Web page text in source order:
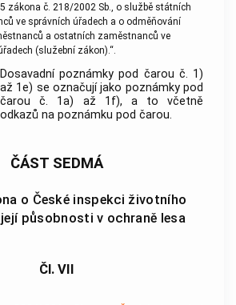
zákona č. 218/2002 Sb., o službě státních
ve správních úřadech a o odměňování
a ostatních zaměstnanců ve
(služební zákon).“.
Dosavadní poznámky pod čarou č. 1)
až 1e) se označují jako poznámky pod
čarou č. 1a) až 1f), a to včetně
odkazů na poznámku pod čarou.
ČÁST SEDMÁ
o České inspekci životního
působnosti v ochraně lesa
Čl. VII